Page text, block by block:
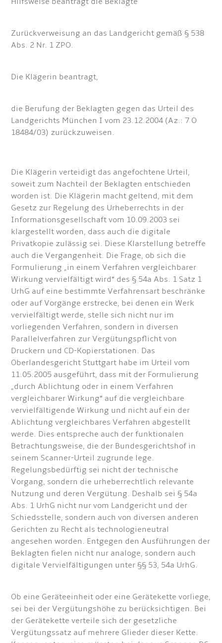
Zurückverweisung an das Landgericht gemäß § 538
Abs. 2 Nr. 1 ZPO.
Die Klägerin beantragt,
die Berufung der Beklagten gegen das Urteil des
Landgerichts München I vom 23.12.2004 (Az.: 7 O
18484/03) zurückzuweisen.
Die Klägerin verteidigt das angefochtene Urteil,
soweit zum Nachteil der Beklagten entschieden
worden ist. Die Klägerin macht geltend, mit dem
Gesetz zur Regelung des Urheberrechts in der
Informationsgesellschaft vom 10.09.2003 sei
klargestellt worden, dass auch die digitale
Privatkopie zulässig sei. Diese Klarstellung betreffe
auch die Vergangenheit. Die Frage, ob sich die
Formulierung „in einem Verfahren vergleichbarer
Wirkung vervielfältigt wird“ des § 54a Abs. 1 Satz 1
UrhG auf eine bestimmte Verfahrensart beschränke
oder auf Vorgänge erstrecke, bei denen ein Werk
vervielfältigt werde, stelle sich nicht nur im
vorliegenden Verfahren, sondern in diversen
Parallelverfahren zur Vergütungspflicht von
Druckern und CD-Kopierstationen. Das
Oberlandesgericht Stuttgart habe im Urteil vom
11.05.2005 ausgeführt, dass mit der Formulierung
„durch Ablichtung oder in einem Verfahren
vergleichbarer Wirkung“ auf die vergleichbare
vervielfältigende Wirkung und nicht auf ein der
Ablichtung vergleichbares Verfahren abgestellt
werde. Dies entspreche auch der funktionalen
Betrachtungsweise, die der Bundesgerichtshof in
seinem Scanner-Urteil zugrunde lege.
Regelungsbedürftig sei nicht der technische
Vorgang, sondern die urheberrechtlich relevante
Nutzung und deren Vergütung. Deshalb sei § 54a
Abs. 1 UrhG nicht nur vom Landgericht und der
Schiedsstelle, sondern auch von diversen anderen
Gerichten zu Recht als technologieneutral
angesehen worden. Entgegen den Ausführungen der
Beklagten fielen nicht nur analoge, sondern auch
digitale Vervielfältigungen unter §§ 53, 54a UrhG.
Ob eine Geräteeinheit oder eine Gerätekette vorliege,
sei bei der Vergütungshöhe zu berücksichtigen. Bei
der Gerätekette verteile sich der gesetzliche
Vergütungssatz auf mehrere Glieder dieser Kette.